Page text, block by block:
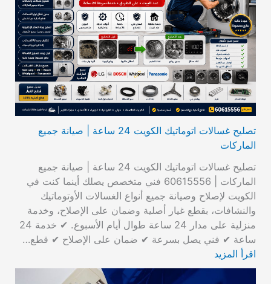
تصليح غسالات اتوماتيك الكويت 24 ساعة | صيانة جميع
الماركات
تصليح غسالات اتوماتيك الكويت 24 ساعة | صيانة جميع
الماركات | 60615556 فني متخصص يصلك أينما كنت في
الكويت لإصلاح وصيانة جميع أنواع الغسالات الأوتوماتيك
والنشافات، بقطع غيار أصلية وضمان على الإصلاح، وخدمة
منزلية على مدار 24 ساعة طوال أيام الأسبوع. ✔ خدمة 24
ساعة ✔ فني يصل بسرعة ✔ ضمان على الإصلاح ✔ قطع…
اقرأ المزيد